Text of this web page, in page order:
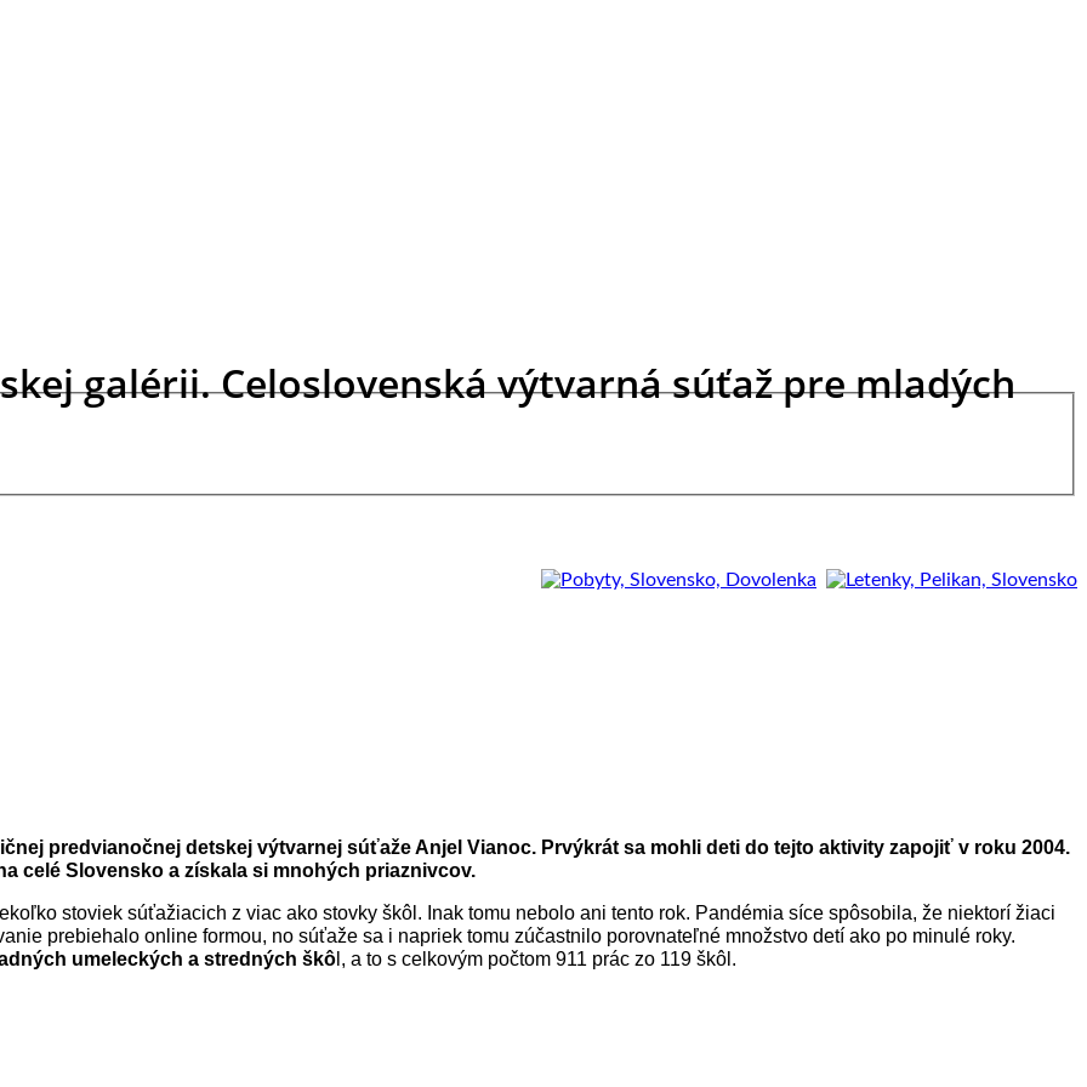
galérii. Celoslovenská výtvarná súťaž pre mladých
predvianočnej detskej výtvarnej súťaže Anjel Vianoc. Prvýkrát sa mohli deti do tejto aktivity zapojiť v roku 2004.
celé Slovensko a získala si mnohých priaznivcov.
stoviek súťažiacich z viac ako stovky škôl. Inak tomu nebolo ani tento rok. Pandémia síce spôsobila, že niektorí žiaci
prebiehalo online formou, no súťaže sa i napriek tomu zúčastnilo porovnateľné množstvo detí ako po minulé roky.
umeleckých a stredných škô l, a to s celkovým počtom 911 prác zo 119 škôl.